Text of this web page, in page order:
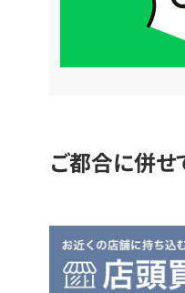
査
ご都合に併せ